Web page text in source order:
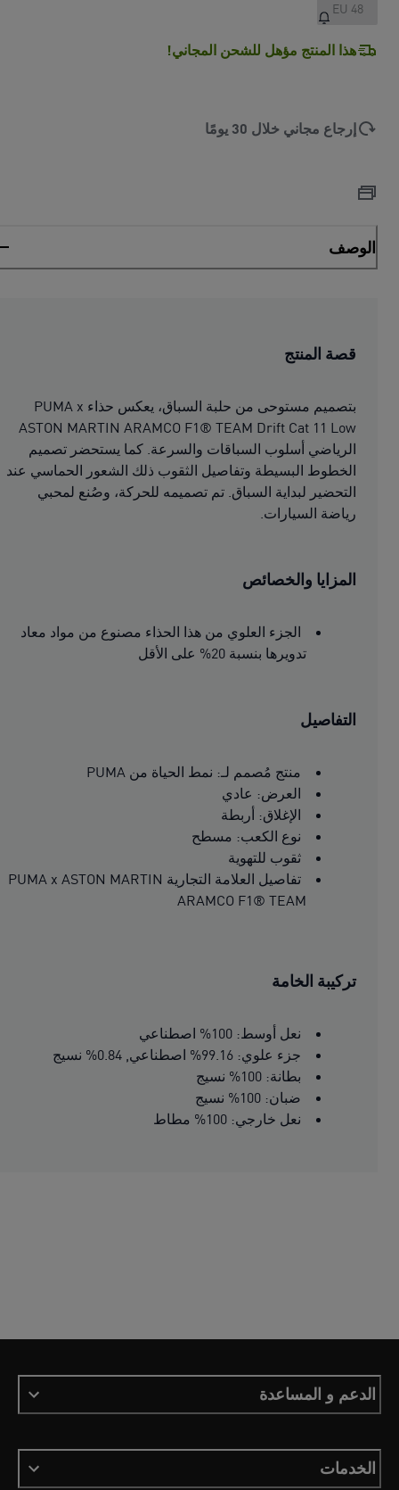
EU 48
هذا المنتج مؤهل للشحن المجاني!
إرجاع مجاني خلال 30 يومًا
الوصف
قصة المنتج
بتصميم مستوحى من حلبة السباق، يعكس حذاء PUMA x
ASTON MARTIN ARAMCO F1® TEAM Drift Cat 11 Low
الرياضي أسلوب السباقات والسرعة. كما يستحضر تصميم
الخطوط البسيطة وتفاصيل الثقوب ذلك الشعور الحماسي عند
التحضير لبداية السباق. تم تصميمه للحركة، وصُنع لمحبي
رياضة السيارات.
المزايا والخصائص
الجزء العلوي من هذا الحذاء مصنوع من مواد معاد
تدويرها بنسبة 20% على الأقل
التفاصيل
منتج مُصمم لـ: نمط الحياة من PUMA
العرض: عادي
الإغلاق: أربطة
نوع الكعب: مسطح
ثقوب للتهوية
تفاصيل العلامة التجارية PUMA x ASTON MARTIN
ARAMCO F1® TEAM
تركيبة الخامة
نعل أوسط: 100% اصطناعي
جزء علوي: 99.16% اصطناعي, 0.84% نسيج
بطانة: 100% نسيج
ضبان: 100% نسيج
نعل خارجي: 100% مطاط
الدعم و المساعدة
الخدمات